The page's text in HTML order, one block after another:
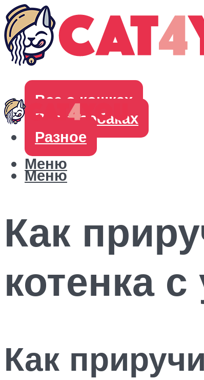
Все о кошках
Все о собаках
Разное
Меню
Меню
Как
котенка
Как